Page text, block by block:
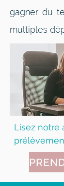
gagner du
multiples
Lisez notre